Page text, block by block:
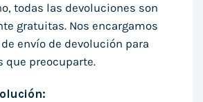
todas las devoluciones son
gratuitas. Nos encargamos
envío de devolución para
que preocuparte.